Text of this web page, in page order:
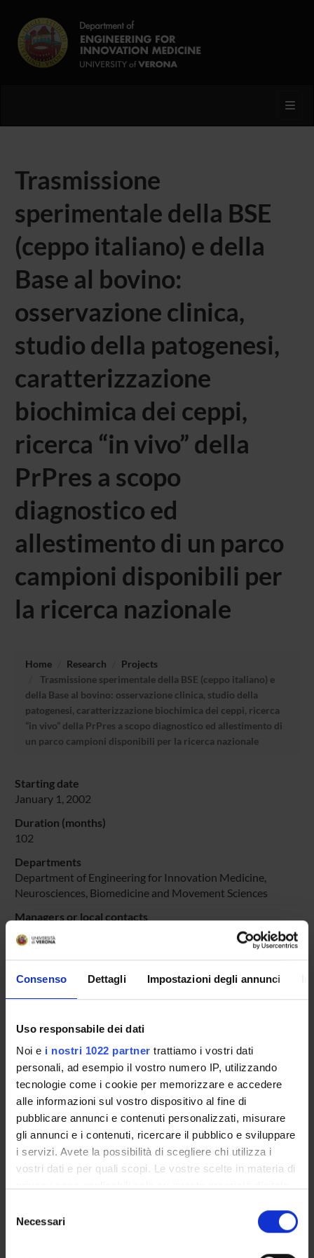
Consenso Dettagli Impostazioni degli annunci
Uso responsabile dei dati
Noi e i nostri 1022 partner trattiamo i vostri dati
personali, ad esempio il vostro numero IP, utilizzando
tecnologie come i cookie per memorizzare e accedere
alle informazioni sul vostro dispositivo al fine di
pubblicare annunci e contenuti personalizzati, misurare
gli annunci e i contenuti, ricercare il pubblico e sviluppare
i servizi. Avete la possibilità di scegliere chi utilizza i
vostri dati e per quali scopi. Le vostre scelte in materia di
modificare o revocare il proprio consenso in qualsiasi
momento dalla Dichiarazione sui cookie o facendo clic
delNecessari
Trasmissione
sperimentale della BSE
(ceppo italiano) e della
Base al bovino:
osservazione clinica,
studio della patogenesi,
caratterizzazione
biochimica dei ceppi,
ricerca “in vivo” della
PrPres a scopo
diagnostico ed
allestimento di un parco
campioni disponibili per
la ricerca nazionale
Home Research
Projects
Trasmissione sperimentale della BSE (ceppo italiano) e
della Base al bovino: osservazione clinica, studio della
patogenesi, caratterizzazione biochimica dei ceppi, ricerca
“in vivo” della PrPres a scopo diagnostico ed allestimento di
un parco campioni disponibili per la ricerca nazionale
Starting date
January 1, 2002
Duration (months)
102
Departments
Department of Engineering for Innovation Medicine,
Neurosciences, Biomedicine and Movement Sciences
Managers or local contacts
Monaco Salvatore
SPONSORS:
Istituto Zooprofilattico Sperimentale della Lombardia e
dell'Emilia Romagna "Bruno Ubertini"
Funds:assigned and managed by the department
PROJECT PARTICIPANTS
Alessia Farinazzo